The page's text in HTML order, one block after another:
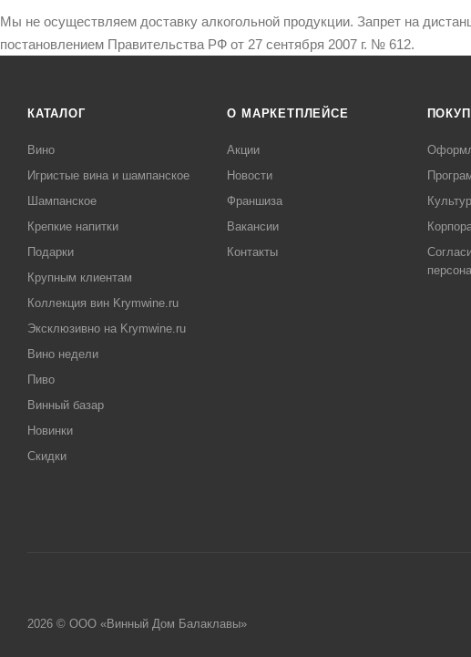
Мы не осуществляем доставку алкогольной продукции. Запрет на
постановлением Правительства РФ от 27 сентября 2007 г. № 612.
КАТАЛОГ
Вино
Игристые вина и шампанское
Шампанское
Крепкие напитки
Подарки
Крупным клиентам
Коллекция вин Krymwine.ru
Эксклюзивно на Krymwine.ru
Вино недели
Пиво
Винный базар
Новинки
Скидки
О МАРКЕТПЛЕЙСЕ
Акции
Новости
Франшиза
Вакансии
Контакты
2026 © ООО «Винный Дом Балаклавы»